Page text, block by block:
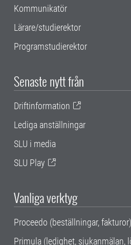
Kommunikatör
Lärare/studierektor
Programstudierektor
Senaste nytt från
Driftinformation
Lediga anställningar
SLU i media
SLU Play
Vanliga verktyg
Proceedo (beställningar, fakturor)
Primula (ledighet, sjukanmälan,